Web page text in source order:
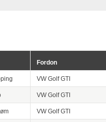
Fordon
VW Golf GTI
VW Golf GTI
VW Golf GTI